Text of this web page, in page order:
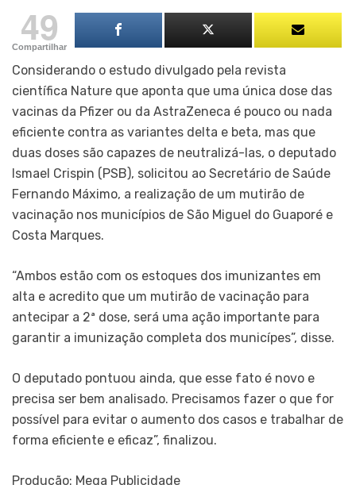
49
Compartilhar
Considerando o estudo divulgado pela revista
científica Nature que aponta que uma única dose das
vacinas da Pfizer ou da AstraZeneca é pouco ou nada
eficiente contra as variantes delta e beta, mas que
duas doses são capazes de neutralizá-las, o deputado
Ismael Crispin (PSB), solicitou ao Secretário de Saúde
Fernando Máximo, a realização de um mutirão de
vacinação nos municípios de São Miguel do Guaporé e
Costa Marques.
“Ambos estão com os estoques dos imunizantes em
alta e acredito que um mutirão de vacinação para
antecipar a 2ª dose, será uma ação importante para
garantir a imunização completa dos municípes”, disse.
O deputado pontuou ainda, que esse fato é novo e
precisa ser bem analisado. Precisamos fazer o que for
possível para evitar o aumento dos casos e trabalhar de
forma eficiente e eficaz”, finalizou.
Produção: Mega Publicidade